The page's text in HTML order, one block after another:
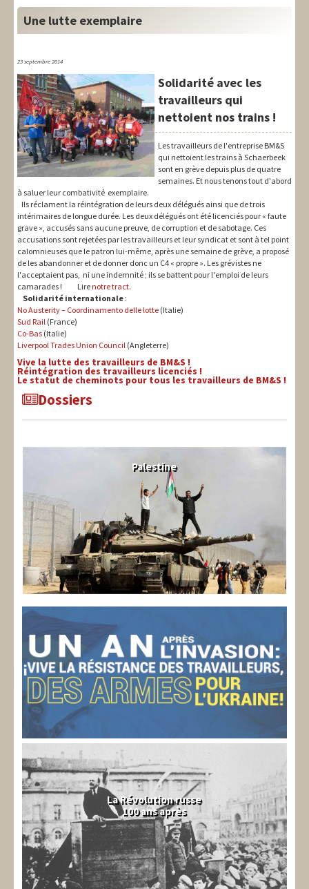
Social
Thèmes
Une lutte exemplaire
23 septembre 2014
Solidarité avec les
travailleurs qui
nettoient nos trains !
Les travailleurs de l'entreprise BM&S
qui nettoient les trains à Schaerbeek
sont en grève depuis plus de quatre
semaines. Et nous tenons tout d'abord
à saluer leur combativité exemplaire.
Ils réclament la réintégration de leurs deux délégués ainsi que de trois
intérimaires de longue durée. Les deux délégués ont été licenciés pour « faute
grave », accusés sans aucune preuve, de corruption et de sabotage. Ces
accusations sont rejetées par les travailleurs et leur syndicat et sont à tel point
calomnieuses que le patron lui-même, après une semaine de grève, a proposé
de les abandonner et de donner donc un C4 « propre ». Les grévistes ne
l'acceptaient pas, ni une indemnité ; ils se battent pour l'emploi de leurs
camarades ! Lire notre tract.
Solidarité internationale :
No Austerity – Coordinamento delle lotte (Italie)
Sud Rail (France)
Co-Bas (Italie)
Liverpool Trades Union Council (Angleterre)
Vive la lutte des travailleurs de BM&S !
Réintégration des travailleurs licenciés !
Le statut de cheminots pour tous les travailleurs de BM&S !
Dossiers
Palestine
La Révolution russe
100 ans après